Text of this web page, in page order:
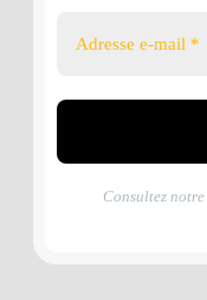
Consultez notre